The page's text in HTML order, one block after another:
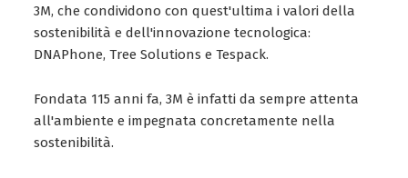
3M, che condividono con quest'ultima i valori della
sostenibilità e dell'innovazione tecnologica:
DNAPhone, Tree Solutions e Tespack.
Fondata 115 anni fa, 3M è infatti da sempre attenta
all'ambiente e impegnata concretamente nella
sostenibilità.